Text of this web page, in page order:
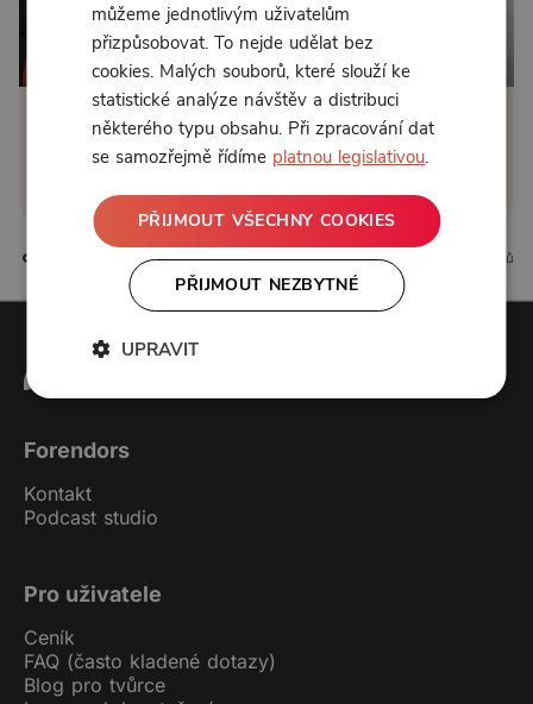
Od 179 Kč měsíčně nebo 100 Kč jednorázově
Zřídit předplatné
0 komentářů
Forendors
Kontakt
Podcast studio
Pro uživatele
Ceník
FAQ (často kladené dotazy)
Blog pro tvůrce
můžeme jednotlivým uživatelům
přizpůsobovat. To nejde udělat bez
cookies. Malých souborů, které slouží ke
statistické analýze návštěv a distribuci
některého typu obsahu. Při zpracování dat
se samozřejmě řídíme platnou legislativou.
PŘIJMOUT VŠECHNY COOKIES
PŘIJMOUT NEZBYTNÉ
UPRAVIT